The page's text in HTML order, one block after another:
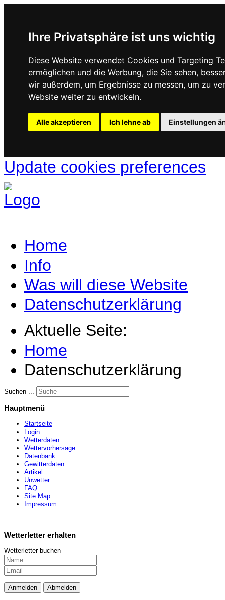
Ihre Privatsphäre ist uns wichtig
Diese Website verwendet Cookies und Targeting
ermöglichen und die Werbung, die Sie sehen,
wir außerdem, um Ergebnisse zu messen, um zu
Website weiter zu entwickeln.
Alle akzeptieren Ich lehne ab Einstellungen
Update cookies preferences
Home
Info
Was will diese Website
Datenschutzerklärung
Aktuelle Seite:
Home
Datenschutzerklärung
Suchen ...
Hauptmenü
Startseite
Login
Wetterdaten
Wettervorhersage
Datenbank
Gewitterdaten
Artikel
Unwetter
FAQ
Site Map
Impressum
Wetterletter erhalten
Wetterletter buchen